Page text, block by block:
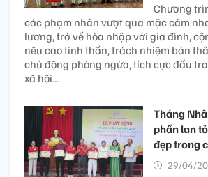
Chương
các phạm nhân vượt qua mặc cảm
lương, trở về hòa nhập với gia đình,
nêu cao tinh thần, trách nhiệm bản
chủ động phòng ngừa, tích cực đấu
xã hội…
Tháng
phần lan
đẹp trong
29/04/